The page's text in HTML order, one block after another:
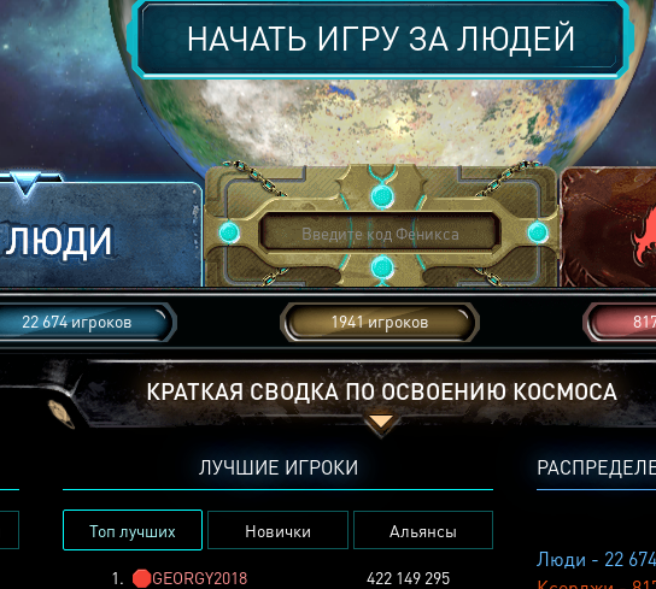
НАЧАТЬ ИГРУ ЗАЛЮДЕЙ
22 674 игроков 1941 игроков
КРАТКАЯ СВОДКА ПО ОСВОЕНИЮ КОСМОСА
Люди - 22 674
ЛУЧШИЕ ИГРОКИ
Топ лучших Новички Альянсы
1. 🛑GEORGY2018
422 149 295